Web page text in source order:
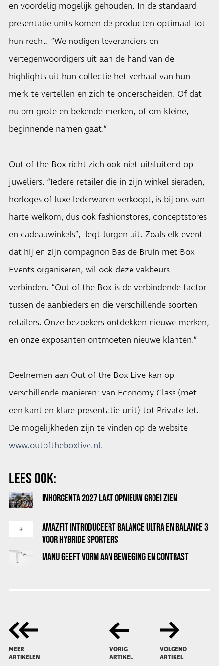
en voordelig mogelijk gehouden. In de standaard
presentatie-units komen de producten optimaal tot
hun recht. “We nodigen leveranciers en
vertegenwoordigers uit aan de hand van de
highlights uit hun collectie het verhaal van hun
merk te vertellen en zich te onderscheiden. Of dat
nu om grote en bekende merken, of om kleine,
beginnende namen gaat.”
Out of the Box richt zich ook niet uitsluitend op
juweliers. “Iedere retailer die in zijn winkel sieraden,
horloges of luxe lederwaren verkoopt, is bij ons van
harte welkom, dus ook fashionstores, conceptstores
en cadeauwinkels”, legt Jurgen uit. Zoals elk event
dat hij en zijn compagnon Bas de Bruin met Box
Events organiseren, wil ook deze vakbeurs
verbinden. “Out of the Box is de verbindende factor
tussen de aanbieders en die verschillende soorten
retailers. Onze bezoekers ontdekken nieuwe merken,
en onze exposanten ontmoeten nieuwe klanten.”
Deelnemen aan Out of the Box Live kan op
verschillende manieren: van Economy Class (met
een kant-en-klare presentatie-unit) tot Private Jet.
De mogelijkheden zijn te vinden op de website
www.outoftheboxlive.nl.
LEES OOK:
INHORGENTA 2027 LAAT OPNIEUW GROEI ZIEN
AMAZFIT INTRODUCEERT BALANCE ULTRA EN BALANCE 3
VOOR HYBRIDE SPORTERS
MANU GEEFT VORM AAN BEWEGING EN CONTRAST
MEER
ARTIKELEN
VORIG
ARTIKEL
VOLGEND
ARTIKEL